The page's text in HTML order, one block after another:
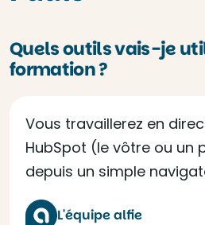
Quels outils vais-je
formation ?
Vous travaillerez en
HubSpot (le vôtre ou un
depuis un simple
L'équipe alfie